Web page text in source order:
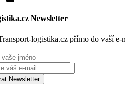
Newsletter
logistika.cz přímo do vaší e-
Newsletter